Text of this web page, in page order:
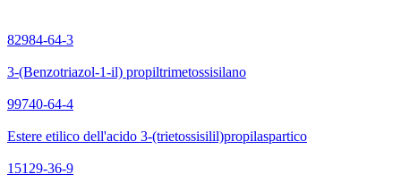
82984-64-3
3-(Benzotriazol-1-il) propiltrimetossisilano
99740-64-4
Estere etilico dell'acido 3-(trietossisilil)propilaspartico
15129-36-9